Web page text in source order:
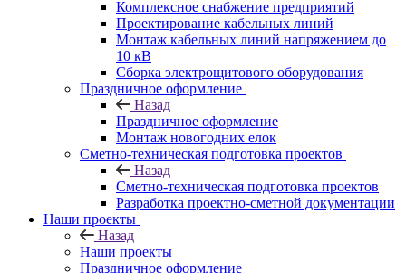
Комплексное снабжение предприятий
Проектирование кабельных линий
Монтаж кабельных линий напряжением до
10 кВ
Сборка электрощитового оборудования
Праздничное оформление
Назад
Праздничное оформление
Монтаж новогодних елок
Сметно-техническая подготовка проектов
Назад
Сметно-техническая подготовка проектов
Разработка проектно-сметной документации
Наши проекты
Назад
Наши проекты
Праздничное оформление